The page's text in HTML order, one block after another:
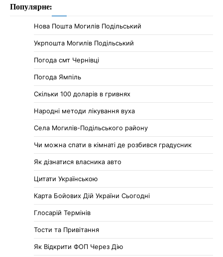
Популярне:
Нова Пошта Могилів Подільський
Укрпошта Могилів Подільський
Погода смт Чернівці
Погода Ямпіль
Cкільки 100 доларів в гривнях
Народні методи лікування вуха
Села Могилів-Подільського району
Чи можна спати в кімнаті де розбився градусник
Як дізнатися власника авто
Цитати Українською
Карта Бойових Дій України Сьогодні
Глосарій Термінів
Тости та Привітання
Як Відкрити ФОП Через Дію